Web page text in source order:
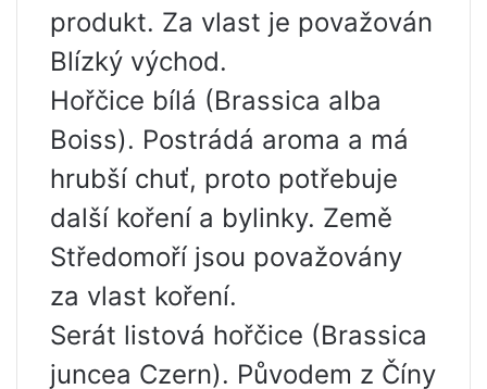
produkt. Za vlast je považován
Blízký východ.
Hořčice bílá (Brassica alba
Boiss). Postrádá aroma a má
hrubší chuť, proto potřebuje
další koření a bylinky. Země
Středomoří jsou považovány
za vlast koření.
Serát listová hořčice (Brassica
juncea Czern). Původem z Číny